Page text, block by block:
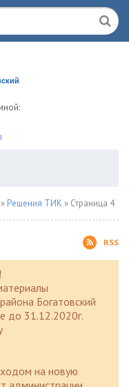
» Решения ТИК » Страница 4
RSS
Богатовский
до 31.12.2020г.
на новую